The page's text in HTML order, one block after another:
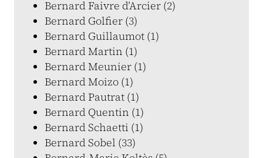
Bernard Faivre d’Arcier (2)
Bernard Golfier (3)
Bernard Guillaumot (1)
Bernard Martin (1)
Bernard Meunier (1)
Bernard Moizo (1)
Bernard Pautrat (1)
Bernard Quentin (1)
Bernard Schaetti (1)
Bernard Sobel (33)